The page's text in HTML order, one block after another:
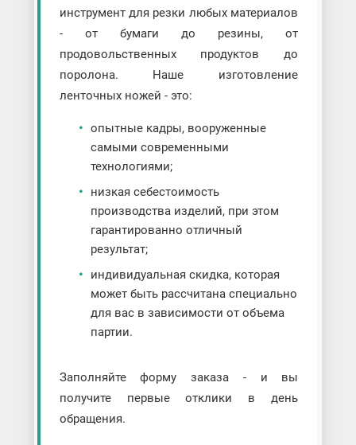
инструмент для резки любых материалов
- от бумаги до резины, от
продовольственных продуктов до
поролона. Наше изготовление
ленточных ножей - это:
опытные кадры, вооруженные
самыми современными
технологиями;
низкая себестоимость
производства изделий, при этом
гарантированно отличный
результат;
индивидуальная скидка, которая
может быть рассчитана специально
для вас в зависимости от объема
партии.
Заполняйте форму заказа - и вы
получите первые отклики в день
обращения.